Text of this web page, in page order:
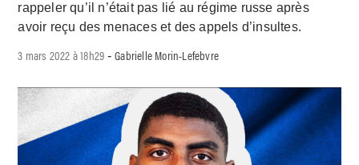
rappeler qu’il n’était pas lié au régime russe après
avoir reçu des menaces et des appels d’insultes.
3 mars 2022 à 18h29 -Gabrielle Morin-Lefebvre